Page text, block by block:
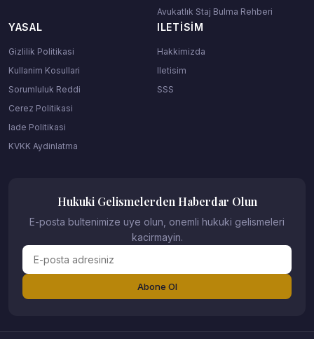
Avukatlık Staj Bulma Rehberi
YASAL
Gizlilik Politikasi
Kullanim Kosullari
Sorumluluk Reddi
Cerez Politikasi
Iade Politikasi
KVKK Aydinlatma
ILETISIM
Hakkimizda
Iletisim
SSS
Hukuki Gelismelerden Haberdar Olun
E-posta bultenimize uye olun, onemli hukuki gelismeleri
kacirmayin.
Abone Ol